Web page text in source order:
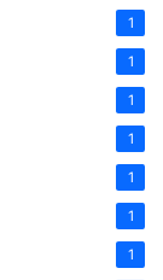
1
1
1
1
1
1
1